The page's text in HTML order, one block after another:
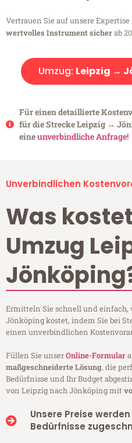
Vertrauen Sie auf unsere Expertise
wertvolles Instrument sicherab
Umzug: Leipzig →
Für einen detaillierte
für die Strecke Leipzig →
eineunverbindliche Anfrage!
Unverbindlichen
Was
Umzug
Ermitteln Sie schnell und einfach,
Jönköping kostet, indem Sie bei
einen unverbindlichen
Füllen Sie unserOnline-Formular
maßgeschneiderte Lösung, die
Bedürfnisse und Ihr Budget
von Leipzig nach Jönköping mit
Unsere Preise
Bedürfnisse